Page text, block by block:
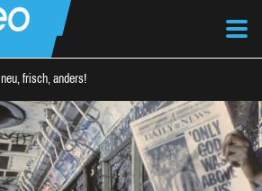
neu, frisch, anders!